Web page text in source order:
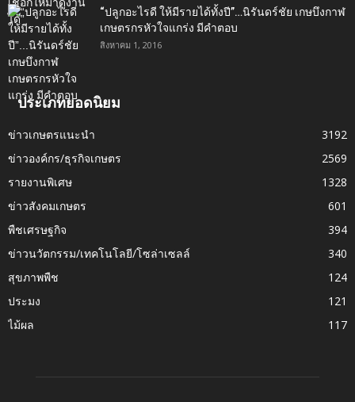
“ปลูกอะไรดี ให้มีรายได้ทั้งปี”…นิรันดร์ชัย เกษบึงกาฬ
เกษตรกรหัวใจแกร่ง มีคำตอบ
สิงหาคม 1, 2016
ประเภทยอดนิยม
ข่าวเกษตรแนะนำ
3192
ข่าวองค์กร/ธุรกิจเกษตร
2569
รายงานพิเศษ
1328
ข่าวสังคมเกษตร
601
พืชเศรษฐกิจ
394
ข่าวนวัตกรรม/เทคโนโลยี/โซล่าเซลล์
340
สุขภาพพืช
124
ประมง
121
ไม้ผล
117